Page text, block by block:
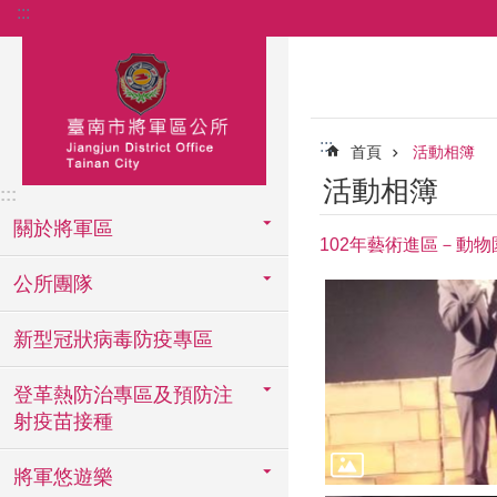
跳到主要內容區塊
:::
:::
關於將軍區
公所團隊
新型冠狀病毒防疫專區
登革熱防治專區及預防注
射疫苗接種
將軍悠遊樂
::: 首頁 活動相簿
活動相簿
102年藝術進區－動物